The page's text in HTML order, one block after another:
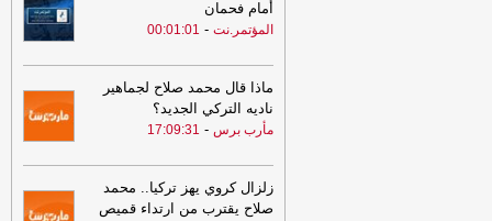
أمام فحمان
المؤتمر.نت -
00:01:01
ماذا قال محمد صلاح لجماهير
ناديه التركي الجديد؟
مأرب برس -
17:09:31
زلزال كروي يهز تركيا.. محمد
صلاح يقترب من ارتداء قميص